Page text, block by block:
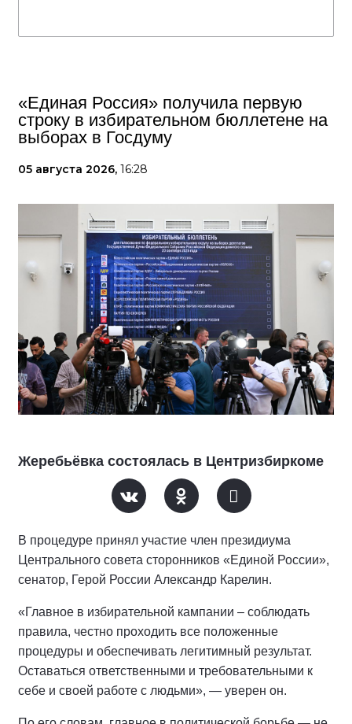
«Единая Россия» получила первую
строку в избирательном бюллетене на
выборах в Госдуму
05 августа 2026, 16:28
Жеребьёвка состоялась в Центризбиркоме
В процедуре принял участие член президиума
Центрального совета сторонников «Единой России»,
сенатор, Герой России Александр Карелин.
«Главное в избирательной кампании – соблюдать
правила, честно проходить все положенные
процедуры и обеспечивать легитимный результат.
Оставаться ответственными и требовательными к
себе и своей работе с людьми», — уверен он.